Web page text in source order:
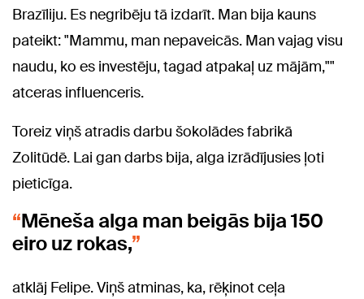
Brazīliju. Es negribēju tā izdarīt. Man bija kauns
pateikt: "Mammu, man nepaveicās. Man vajag visu
naudu, ko es investēju, tagad atpakaļ uz mājām,""
atceras influenceris.
Toreiz viņš atradis darbu šokolādes fabrikā
Zolitūdē. Lai gan darbs bija, alga izrādījusies ļoti
pieticīga.
Mēneša alga man beigās bija 150
eiro uz rokas,
atklāj Felipe. Viņš atminas, ka, rēķinot ceļa